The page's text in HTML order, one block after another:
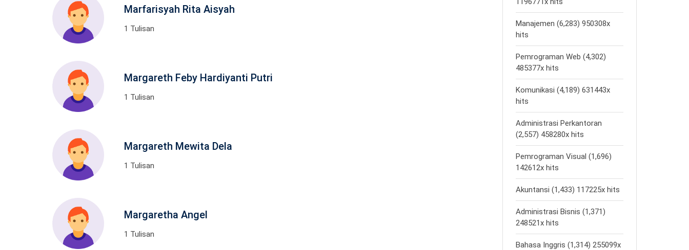
Marfarisyah Rita Aisyah
1 Tulisan
Margareth Feby Hardiyanti Putri
1 Tulisan
Margareth Mewita Dela
1 Tulisan
Margaretha Angel
1 Tulisan
Manajemen (6,283) 950308x
hits
Pemrograman Web (4,302)
485377x hits
Komunikasi (4,189) 631443x
hits
Administrasi Perkantoran
(2,557) 458280x hits
Pemrograman Visual (1,696)
142612x hits
Akuntansi (1,433) 117225x hits
Administrasi Bisnis (1,371)
248521x hits
Bahasa Inggris (1,314) 255099x